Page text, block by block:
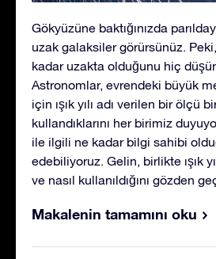
Gökyüzüne baktığınızda
uzak galaksiler görürsünüz.
kadar uzakta olduğunu hiç
Astronomlar, evrendeki büyük
için ışık yılı adı verilen bir ölçü
kullandıklarını her birimiz
ile ilgili ne kadar bilgi sahibi
edebiliyoruz. Gelin, birlikte ışık
ve nasıl kullanıldığını gözden
Makalenin tamamını oku